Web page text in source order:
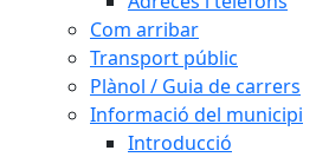
Com arribar
Transport públic
Plànol / Guia de carrers
Informació del municipi
Introducció